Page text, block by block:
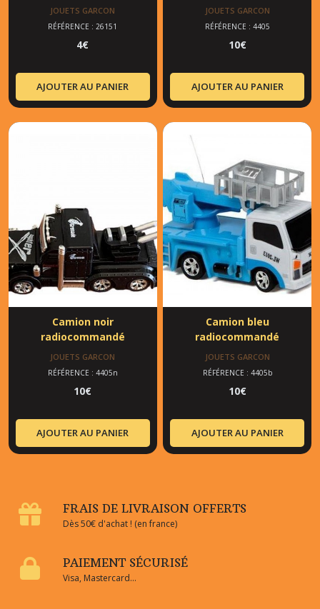
JOUETS GARCON
RÉFÉRENCE : 26151
4€
AJOUTER AU PANIER
JOUETS GARCON
RÉFÉRENCE : 4405
10€
AJOUTER AU PANIER
Camion noir
radiocommandé
JOUETS GARCON
RÉFÉRENCE : 4405n
10€
AJOUTER AU PANIER
Camion bleu
radiocommandé
JOUETS GARCON
RÉFÉRENCE : 4405b
10€
AJOUTER AU PANIER
FRAIS DE LIVRAISON OFFERTS
Dès 50€ d'achat ! (en france)
PAIEMENT SÉCURISÉ
Visa, Mastercard...